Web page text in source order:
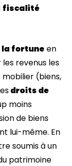
fiscalité
la fortune en
revenus les
(biens,
droits de
moins
de biens
lui-même. En
soumis à un
patrimoine